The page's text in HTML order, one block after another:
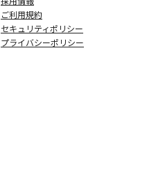
ご利用規約
セキュリティポリシー
プライバシーポリシー